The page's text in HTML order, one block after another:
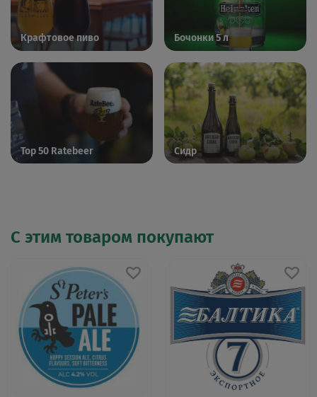
Крафтовое пиво Бочонки 5 л
Top 50 Ratebeer Сидр
С этим товаром покупают